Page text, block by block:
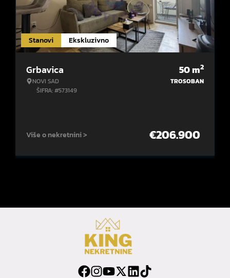
Stanovi Ekskluzivno
Grbavica
NOVI SAD
ŠIFRA: #573149
50m2
TROSOBAN
Više o nekretnini > €206.900